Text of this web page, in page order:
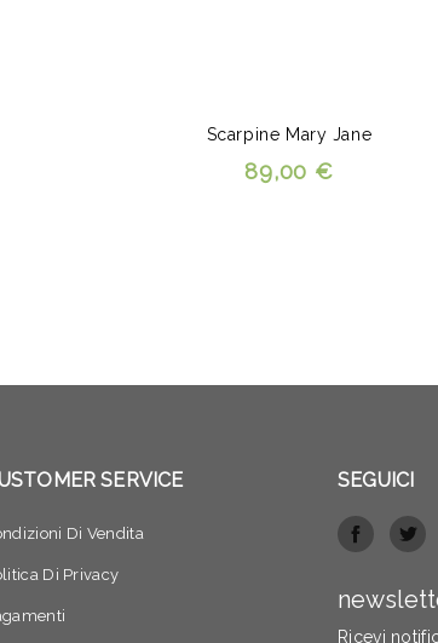
Scarpine Mary Jane
89,00 €
SERVICE
Di Vendita
Di Privacy
SEGUICI
Ricevi